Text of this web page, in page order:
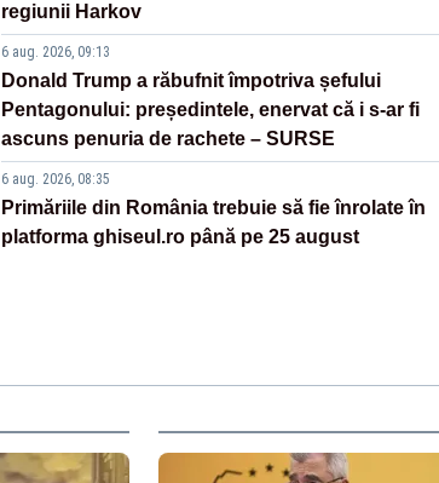
regiunii Harkov
6 aug. 2026, 09:13
Donald Trump a răbufnit împotriva șefului
Pentagonului: președintele, enervat că i s-ar fi
ascuns penuria de rachete – SURSE
6 aug. 2026, 08:35
Primăriile din România trebuie să fie înrolate în
platforma ghiseul.ro până pe 25 august